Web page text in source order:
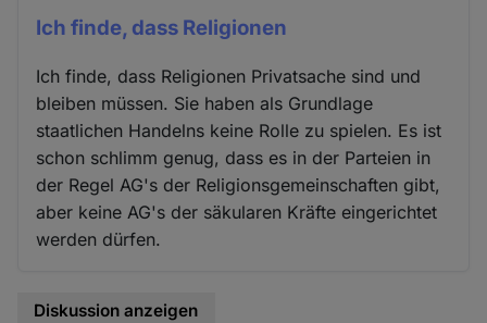
Ich finde, dass Religionen
Ich finde, dass Religionen Privatsache sind und
bleiben müssen. Sie haben als Grundlage
staatlichen Handelns keine Rolle zu spielen. Es ist
schon schlimm genug, dass es in der Parteien in
der Regel AG's der Religionsgemeinschaften gibt,
aber keine AG's der säkularen Kräfte eingerichtet
werden dürfen.
Diskussion anzeigen